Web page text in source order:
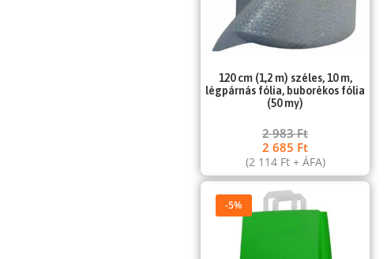
120 cm (1,2 m) széles, 10 m,
légpárnás fólia, buborékos fólia
(50 my)
2 983Ft
2 685 Ft
(2 114 Ft+ ÁFA)
-5%